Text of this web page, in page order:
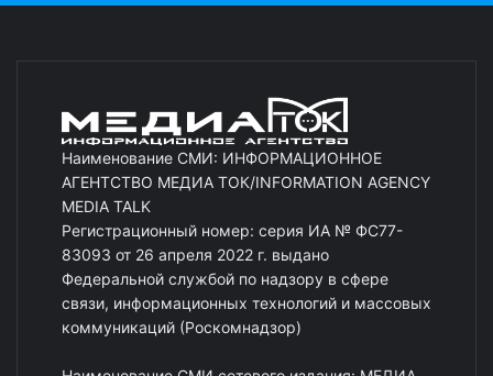
Наименование СМИ: ИНФОРМАЦИОННОЕ
АГЕНТСТВО МЕДИА ТОК/INFORMATION AGENCY
MEDIA TALK
Регистрационный номер: серия ИА № ФС77-
83093 от 26 апреля 2022 г. выдано
Федеральной службой по надзору в сфере
связи, информационных технологий и массовых
коммуникаций (Роскомнадзор)